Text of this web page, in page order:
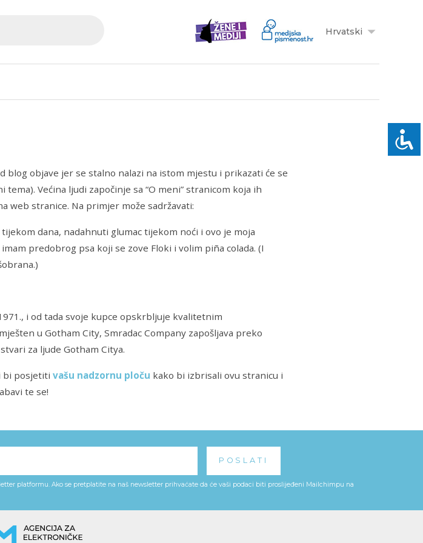
Hrvatski
blog objave jer se stalno nalazi na istom mjestu i prikazati će se
Većina ljudi započinje sa “O meni” stranicom koja ih
web stranice. Na primjer može sadržavati:
tijekom dana, nadahnuti glumac tijekom noći i ovo je moja
predobrog psa koji se zove Floki i volim piña colada. (I
i od tada svoje kupce opskrbljuje kvalitetnim
u Gotham City, Smradac Company zapošljava preko
za ljude Gotham Citya.
bi posjetiti vašu nadzornu ploču kako bi izbrisali ovu stranicu i
te se!
platformu. Ako se pretplatite na naš newsletter prihvaćate da će vaši podaci biti proslijeđeni Mailchimpu na